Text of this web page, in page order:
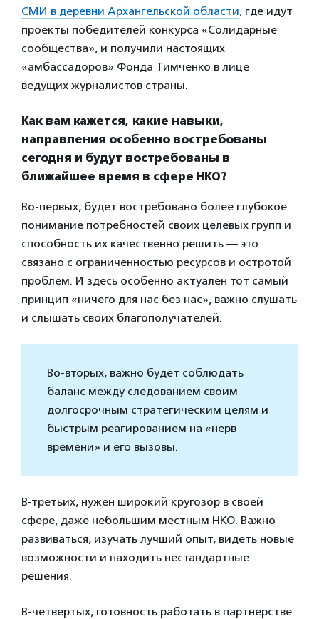
СМИ в деревни Архангельской области, где идут
проекты победителей конкурса «Солидарные
сообщества», и получили настоящих
«амбассадоров» Фонда Тимченко в лице
ведущих журналистов страны.
Как вам кажется, какие навыки,
направления особенно востребованы
сегодня и будут востребованы в
ближайшее время в сфере НКО?
Во-первых, будет востребовано более глубокое
понимание потребностей своих целевых групп и
способность их качественно решить — это
связано с ограниченностью ресурсов и остротой
проблем. И здесь особенно актуален тот самый
принцип «ничего для нас без нас», важно слушать
и слышать своих благополучателей.
Во-вторых, важно будет соблюдать
баланс между следованием своим
долгосрочным стратегическим целям и
быстрым реагированием на «нерв
времени» и его вызовы.
В-третьих, нужен широкий кругозор в своей
сфере, даже небольшим местным НКО. Важно
развиваться, изучать лучший опыт, видеть новые
возможности и находить нестандартные
решения.
В-четвертых, готовность работать в партнерстве.